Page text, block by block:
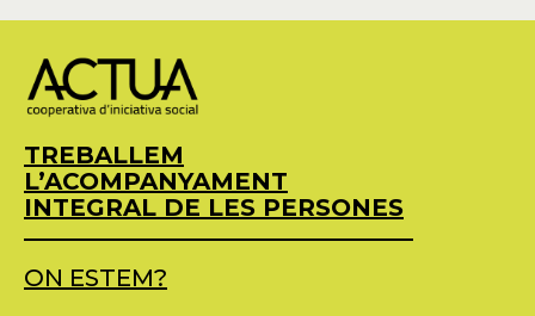
TREBALLEM
L’ACOMPANYAMENT
INTEGRAL DE LES PERSONES
ON ESTEM?